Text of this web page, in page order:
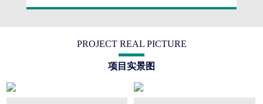
PROJECT REAL PICTURE
项目实景图